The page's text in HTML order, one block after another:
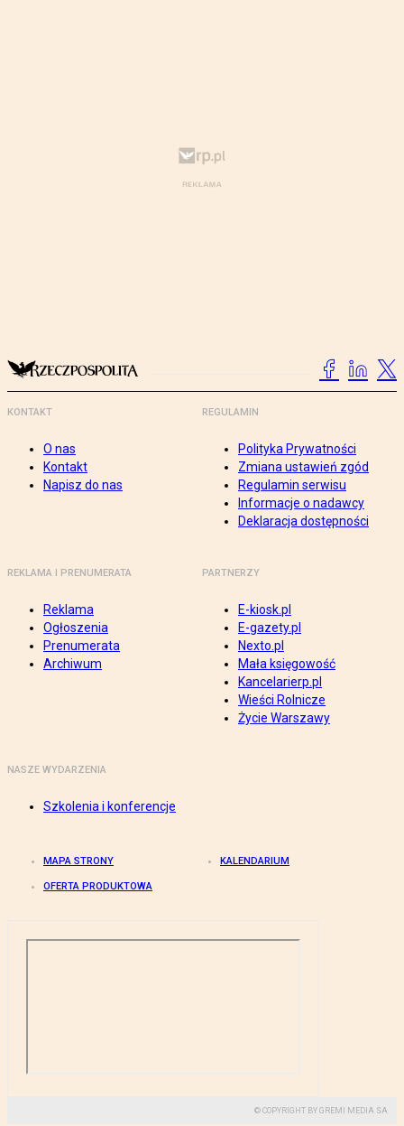
KONTAKT
O nas
Kontakt
Napisz do nas
REGULAMIN
Polityka Prywatności
Zmiana ustawień zgód
Regulamin serwisu
Informacje o nadawcy
Deklaracja dostępności
REKLAMA I PRENUMERATA
Reklama
Ogłoszenia
Prenumerata
Archiwum
PARTNERZY
E-kiosk.pl
E-gazety.pl
Nexto.pl
Mała księgowość
Kancelarierp.pl
Wieści Rolnicze
Życie Warszawy
NASZE WYDARZENIA
Szkolenia i konferencje
MAPA STRONY KALENDARIUM
OFERTA PRODUKTOWA
© COPYRIGHT BY GREMI MEDIA SA